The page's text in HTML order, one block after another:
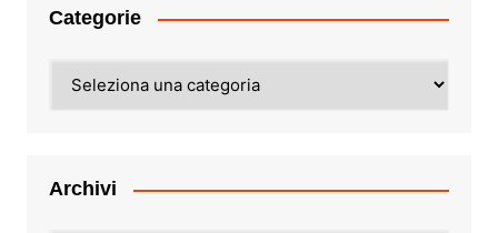
Categorie
Archivi